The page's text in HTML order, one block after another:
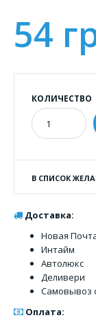
54
КОЛИЧЕСТВО
В СПИСОК
Доставка:
Новая
Интайм
Автолюкс
Деливери
Самовывоз
Оплата: